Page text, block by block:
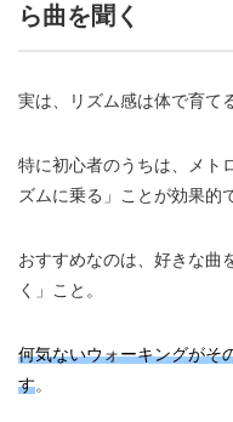
ら曲を聞く
実は、リズム感は体で育て
特に初心者のうちは、メト
ズムに乗る」ことが効果的
おすすめなのは、好きな曲
く」こと。
何気ないウォーキングがそ
す。